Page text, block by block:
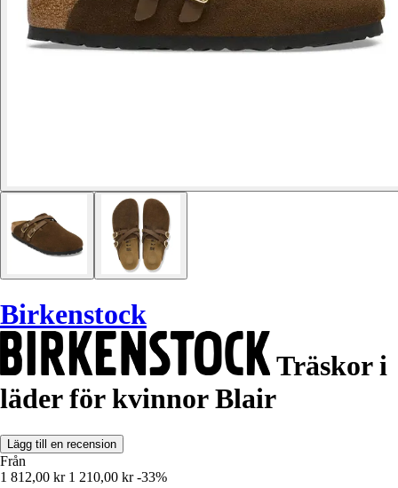
Birkenstock
Träskor i
läder för kvinnor Blair
Lägg till en recension
Från
1 812,00 kr 1 210,00 kr -33%